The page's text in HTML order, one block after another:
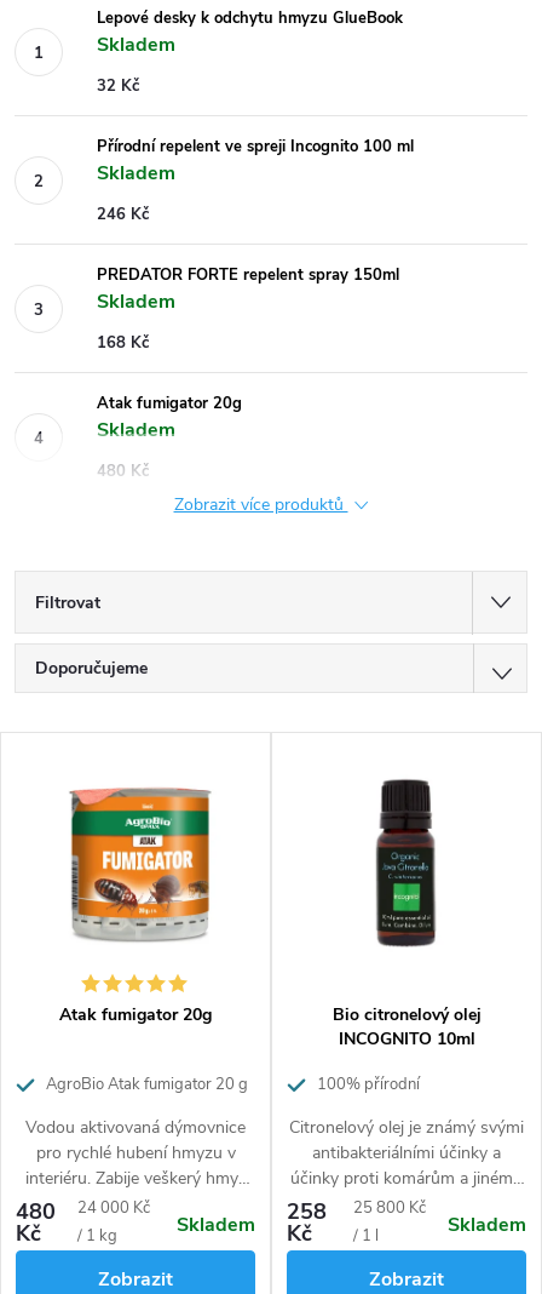
Lepové desky k odchytu hmyzu GlueBook
Skladem
32 Kč
Přírodní repelent ve spreji Incognito 100 ml
Skladem
246 Kč
PREDATOR FORTE repelent spray 150ml
Skladem
168 Kč
Atak fumigator 20g
Skladem
480 Kč
Zobrazit více produktů
Filtrovat
a
Doporučujeme
Nejprodávanější
Abecedně
t
ů
Atak fumigator 20g
AgroBio Atak fumigator 20 g
Vodou aktivovaná dýmovnice
pro rychlé hubení hmyzu v
interiéru. Zabije veškerý hmyz
od roztočů přes mravence, až
po moly, vosy a šváby.
480
Kč
Měrná
cena:
24 000 Kč
/ 1 kg
Skladem
Zobrazit
Bio citronelový olej
INCOGNITO 10ml
100% přírodní
Citronelový olej je známý svými
antibakteriálními účinky a
účinky proti komárům a jinému
bodavému hmyzu. Působí také
blahodárně na naši psychiku
a ulehčuje bolavým svalům a
kloubům.
258
Kč
Měrná
cena:
25 800 Kč
/ 1 l
Skladem
Zobrazit